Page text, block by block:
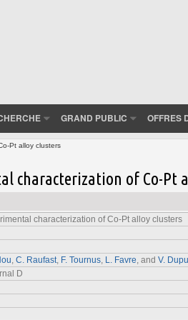
GRAND PUBLIC OFFRES
Pt alloy clusters
characterization of Co-Pt
characterization of Co-Pt alloy clusters
C. Raufast F. Tournus L. Favre , and V.
D